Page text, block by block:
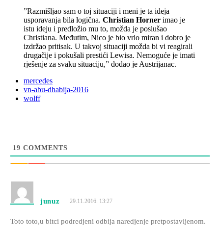
”Razmišljao sam o toj situaciji i meni je ta ideja
usporavanja bila logična. Christian Horner imao je
istu ideju i predložio mu to, možda je poslušao
Christiana. Međutim, Nico je bio vrlo miran i dobro je
izdržao pritisak. U takvoj situaciji možda bi vi reagirali
drugačije i pokušali prestići Lewisa. Nemoguće je imati
rješenje za svaku situaciju,” dodao je Austrijanac.
mercedes
vn-abu-dhabija-2016
wolff
19 COMMENTS
junuz 29.11.2016. 13:27
Toto toto,u bitci podredjeni odbija naredjenje pretpostavljenom.